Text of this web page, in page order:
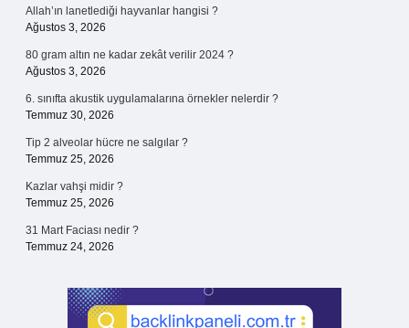
Allah’ın lanetlediği hayvanlar hangisi ?
Ağustos 3, 2026
80 gram altın ne kadar zekât verilir 2024 ?
Ağustos 3, 2026
6. sınıfta akustik uygulamalarına örnekler nelerdir ?
Temmuz 30, 2026
Tip 2 alveolar hücre ne salgılar ?
Temmuz 25, 2026
Kazlar vahşi midir ?
Temmuz 25, 2026
31 Mart Faciası nedir ?
Temmuz 24, 2026